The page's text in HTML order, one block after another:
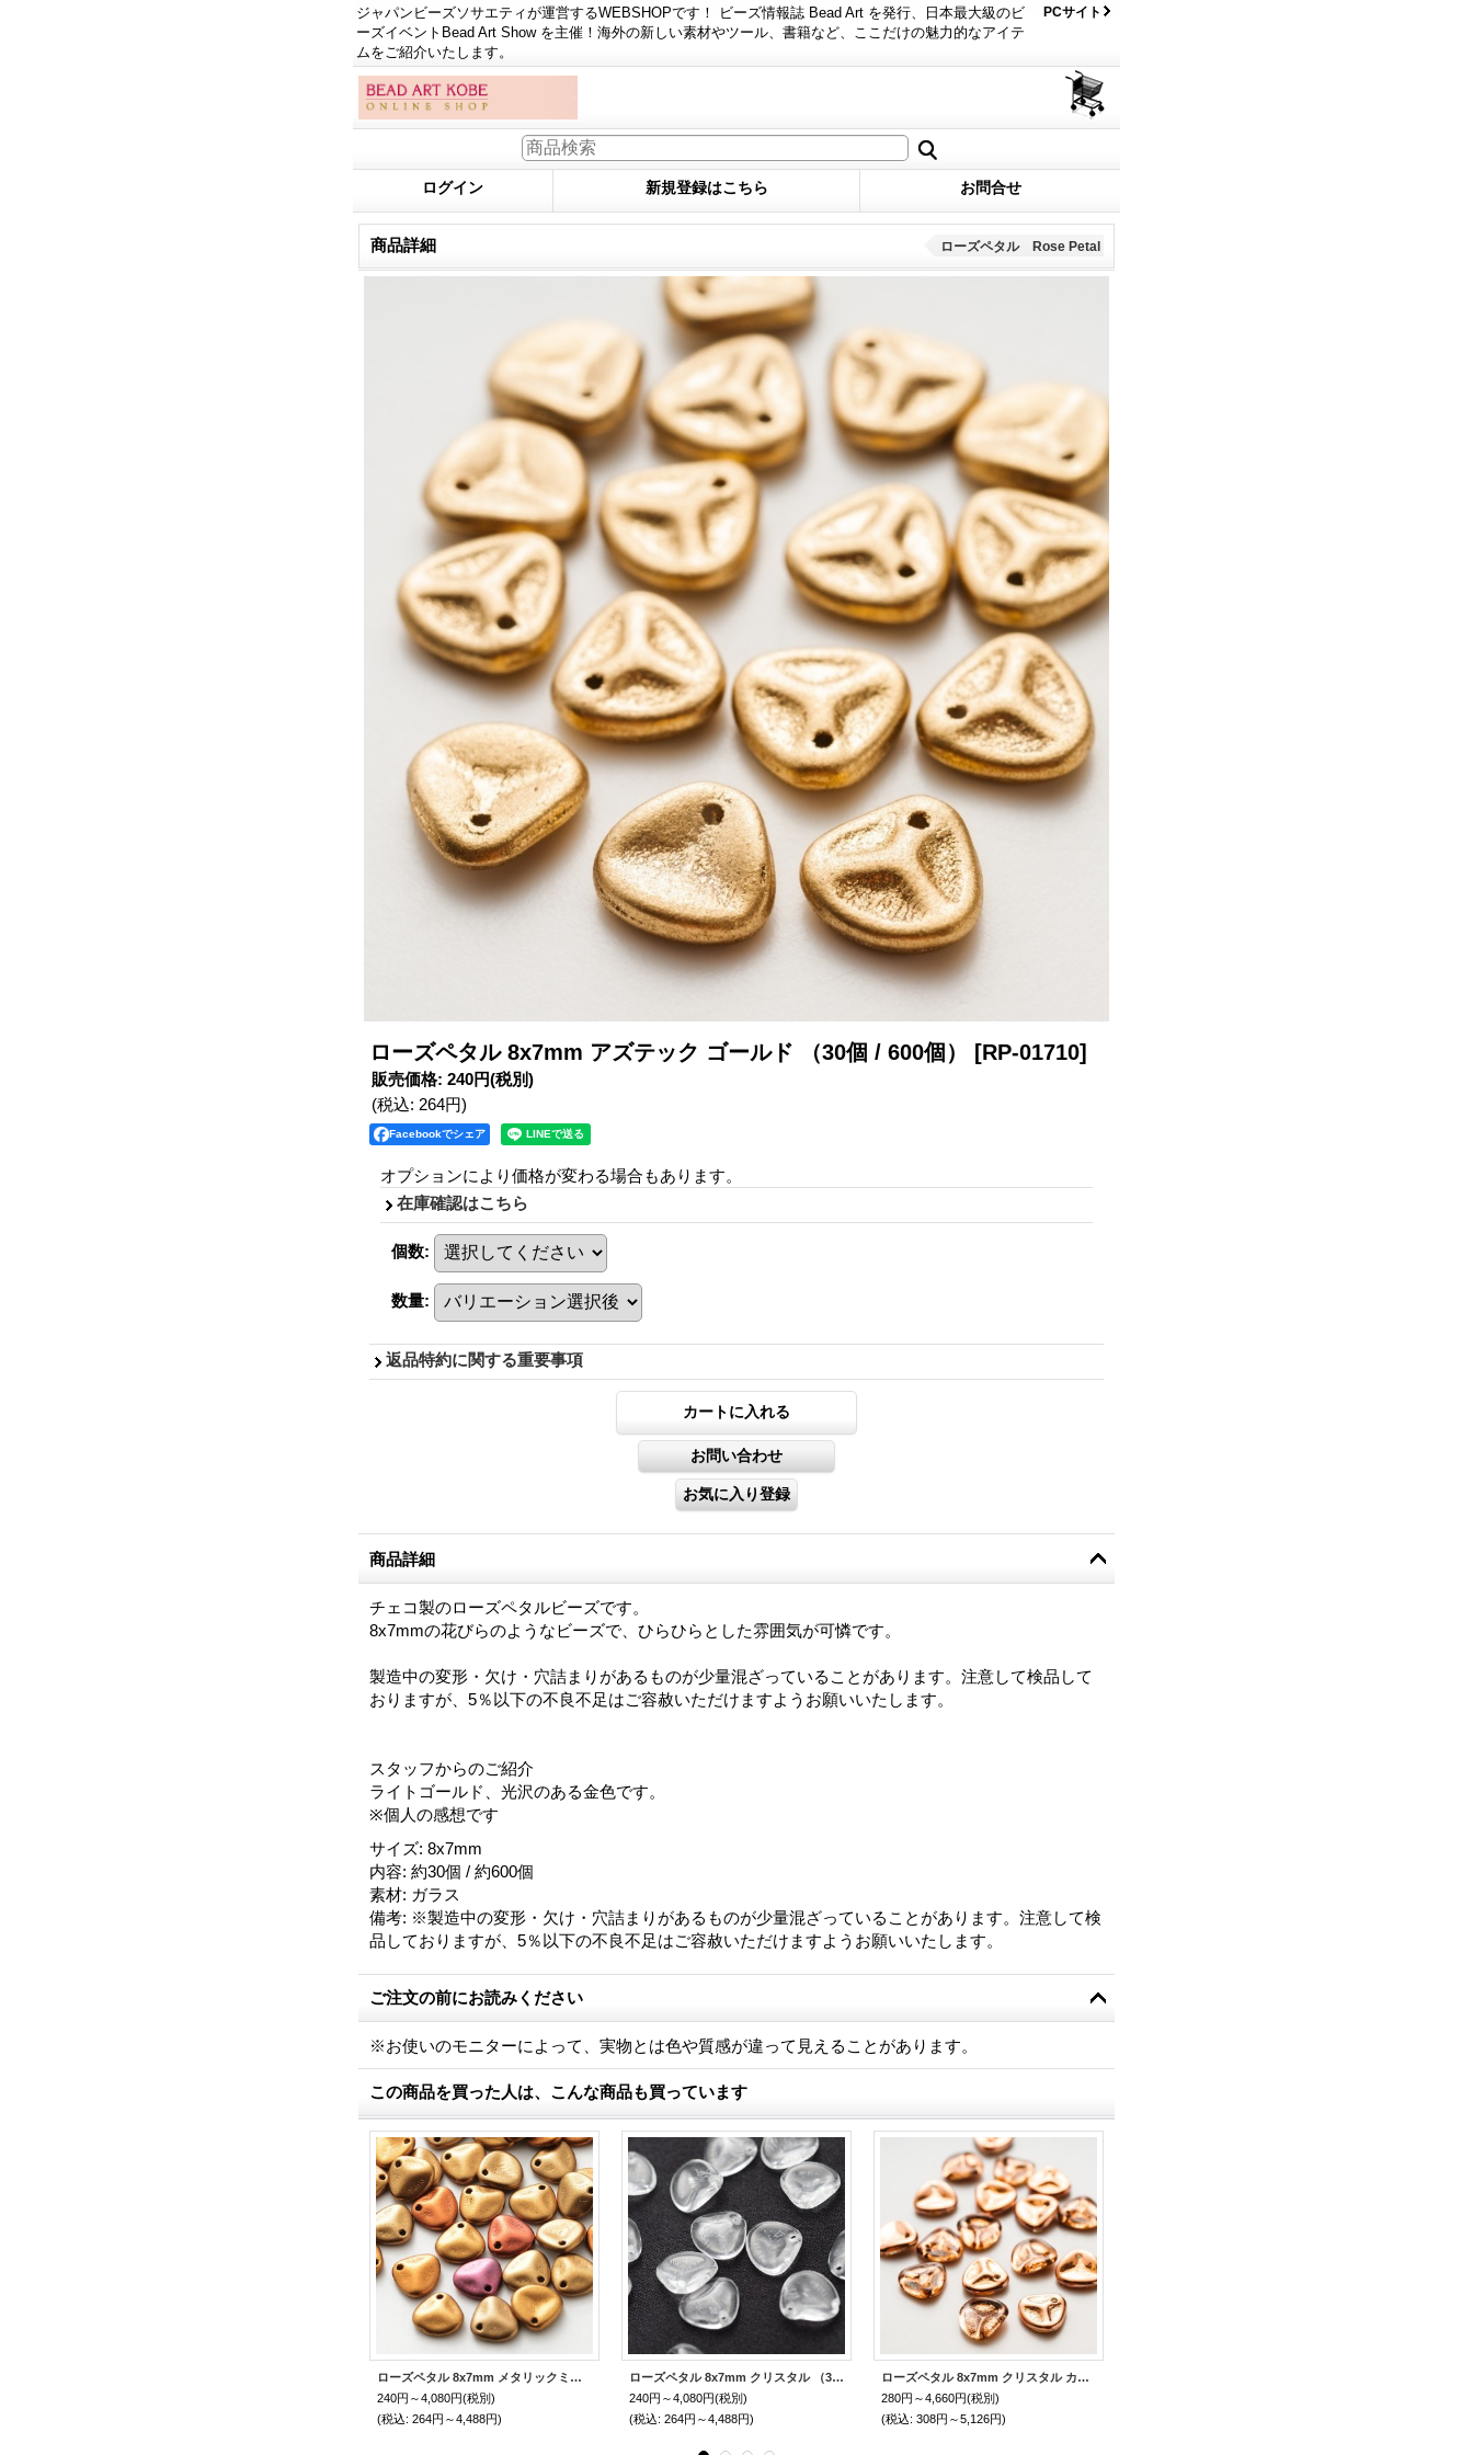
ジャパンビーズソサエティが運営するWEBSHOPです！ ビーズ情報誌 Bead Art を発行、日本最大級のビ
ーズイベントBead Art Show を主催！海外の新しい素材やツール、書籍など、ここだけの魅力的なアイテ
ムをご紹介いたします。
PCサイト
ログイン 新規登録はこちら お問合せ
商品詳細 ローズペタル Rose Petal
ローズペタル 8x7mm アズテック ゴールド （30個 / 600個） [RP-01710]
販売価格: 240円(税別)
(税込: 264円)
Facebookでシェア
オプションにより価格が変わる場合もあります。
在庫確認はこちら
個数:
数量:
返品特約に関する重要事項
商品詳細
チェコ製のローズペタルビーズです。
8x7mmの花びらのようなビーズで、ひらひらとした雰囲気が可憐です。
製造中の変形・欠け・穴詰まりがあるものが少量混ざっていることがあります。注意して検品して
おりますが、5％以下の不良不足はご容赦いただけますようお願いいたします。
スタッフからのご紹介
ライトゴールド、光沢のある金色です。
※個人の感想です
サイズ: 8x7mm
内容: 約30個 / 約600個
素材: ガラス
備考: ※製造中の変形・欠け・穴詰まりがあるものが少量混ざっていることがあります。注意して検
品しておりますが、5％以下の不良不足はご容赦いただけますようお願いいたします。
ご注文の前にお読みください
※お使いのモニターによって、実物とは色や質感が違って見えることがあります。
この商品を買った人は、こんな商品も買っています
ローズペタル 8x7mm メタリックミックス （30個 / 600個）
240円～4,080円(税別)
(税込: 264円～4,488円)
ローズペタル 8x7mm クリスタル （30個 / 600個）
240円～4,080円(税別)
(税込: 264円～4,488円)
ローズペタル 8x7mm クリスタル カプリゴールド （30個 / 600個）
280円～4,660円(税別)
(税込: 308円～5,126円)